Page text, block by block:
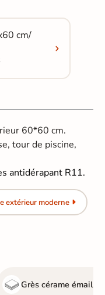
cm/
60*60 cm.
tour de piscine,
antidérapant R11.
extérieur moderne
Grès cérame émaillé